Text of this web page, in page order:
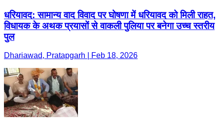
धरियावद: सामान्य वाद विवाद पर घोषणा में धरियावद को मिली राहत,
विधायक के अथक प्रयासों से वाकली पुलिया पर बनेगा उच्च स्तरीय
पुल
Dhariawad, Pratapgarh | Feb 18, 2026